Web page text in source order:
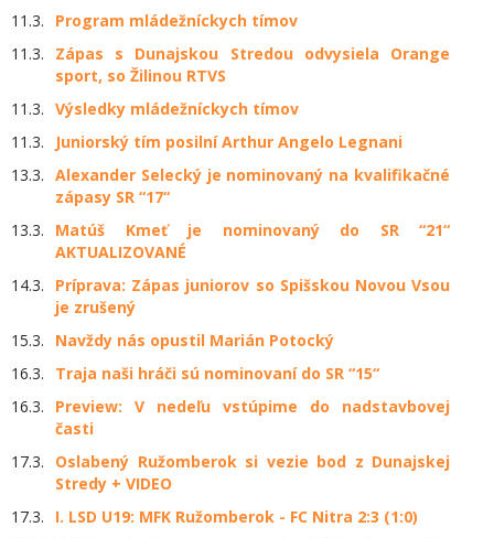
11.3.
Program mládežníckych tímov
11.3.
Zápas s Dunajskou Stredou odvysiela Orange
sport, so Žilinou RTVS
11.3. Výsledky mládežníckych tímov
11.3.
Juniorský tím posilní Arthur Angelo Legnani
13.3. Alexander Selecký je nominovaný na kvalifikačné
zápasy SR “17“
13.3.
Matúš Kmeť je nominovaný do SR “21“
AKTUALIZOVANÉ
14.3.
Príprava: Zápas juniorov so Spišskou Novou Vsou
je zrušený
15.3.
Navždy nás opustil Marián Potocký
16.3.
Traja naši hráči sú nominovaní do SR “15“
16.3.
Preview: V nedeľu vstúpime do nadstavbovej
časti
17.3.
Oslabený Ružomberok si vezie bod z Dunajskej
Stredy + VIDEO
17.3.
I. LSD U19: MFK Ružomberok - FC Nitra 2:3 (1:0)